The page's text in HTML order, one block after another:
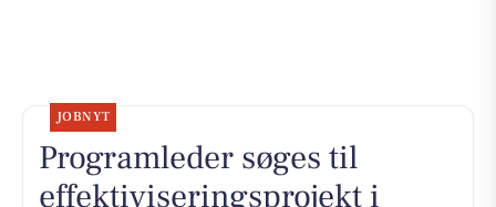
JOBNYT
Programleder søges til
effektiviseringsprojekt i